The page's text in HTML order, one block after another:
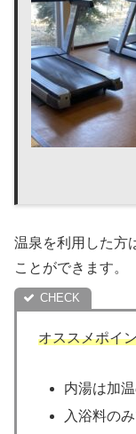
温泉を利用した方
ことができます。
オススメポイ
内湯は加
入浴料の